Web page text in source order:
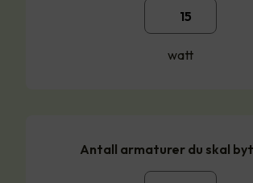
watt
Antall armaturer du skal